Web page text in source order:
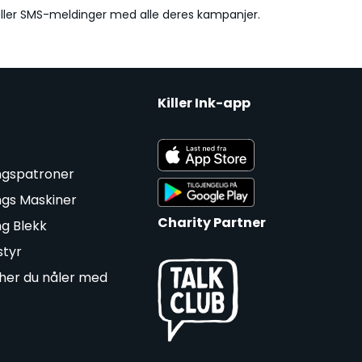
SMS-meldinger med alle deres kampanjer.
Maskiner
Blekk
du nåler med
Killer Ink-app
Charity Partner